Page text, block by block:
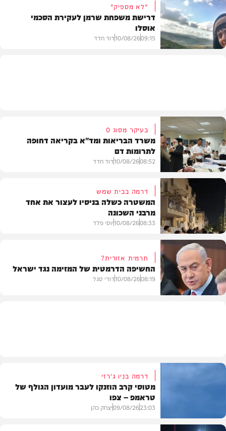
חדשות
"לא מספיק"
דרישת משפחת שרמן לעקירת הסכמי
אוסלו
09:15
10/08/26דוד חדד
חדשות
בעיקר מסוג O
משרד הבריאות ומד"א בקריאה דחופה
לתרומות דם
08:52
10/08/26דוד חדד
חרדים
דרמה בבית שמש
המשטרה כשלה בניסיו לעצור את אחד
מרבני השכונה
08:33
10/08/26יוסי פלד
תרמית אזורית?
החשיפה הדרמטית של המזימה נגד ישראל
08:19
10/08/26דודי סגל
דרמה בניו ג'רזי
מטוסי קרב הוזנקו לעבר מועדון הגולף של
טראמפ – צפו
23:03
09/08/26יצחק כהן